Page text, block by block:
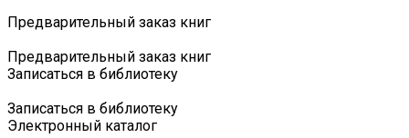
Предварительный заказ книг
Предварительный заказ книг
Записаться в библиотеку
Записаться в библиотеку
Электронный каталог